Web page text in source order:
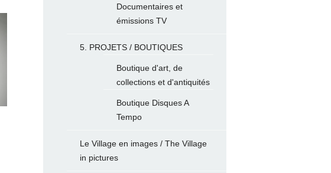
Documentaires et
émissions TV
5. PROJETS / BOUTIQUES
Boutique d'art, de
collections et d'antiquités
Boutique Disques A
Tempo
Le Village en images / The Village
in pictures